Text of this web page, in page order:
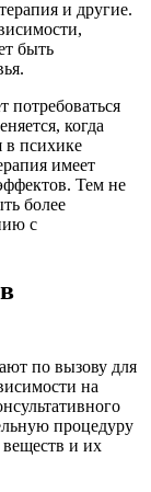
и другие.
быть
когда
в психике
имеет
Тем не
более
с
по вызову для
на
процедуру
и их